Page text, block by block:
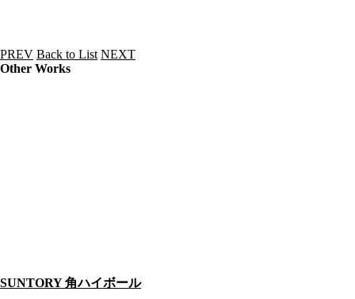
PREV Back to List NEXT
Other Works
SUNTORY 角ハイボール